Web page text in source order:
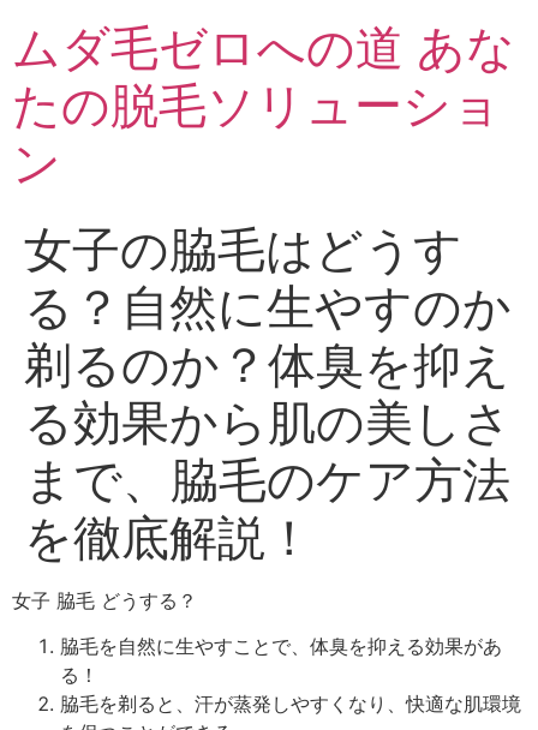
ムダ毛ゼロへの道 あな
たの脱毛ソリューショ
ン
女子の脇毛はどうす
る？自然に生やすのか
剃るのか？体臭を抑え
る効果から肌の美しさ
まで、脇毛のケア方法
を徹底解説！
女子 脇毛 どうする？
脇毛を自然に生やすことで、体臭を抑える効果があ
る！
脇毛を剃ると、汗が蒸発しやすくなり、快適な肌環境